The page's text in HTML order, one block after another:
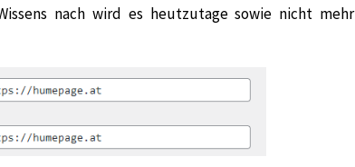
nach wird es heutzutage sowie nicht mehr